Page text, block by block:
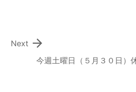
今週土曜日（５月３０日）

Next